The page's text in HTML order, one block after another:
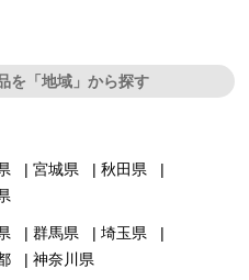
を「地域」から探す
宮城県
秋田県
群馬県
埼玉県
神奈川県